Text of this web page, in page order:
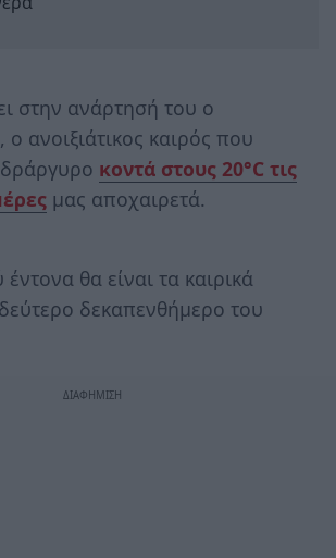
στην ανάρτησή του ο
ανοιξιάτικος καιρός που
κοντά στους 20°C τις
μας αποχαιρετά.
θα είναι τα καιρικά
δεκαπενθήμερο του